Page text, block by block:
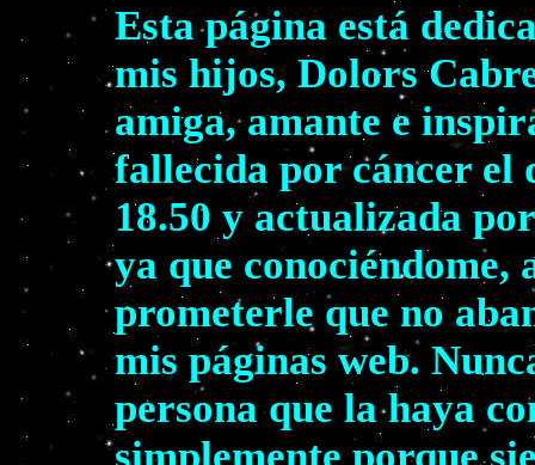
Esta página está
mis hijos, Dolors
amiga, amante e
fallecida por cáncer el
18.50 y actualizada
ya que conociéndome,
prometerle que no
mis páginas web.
persona que la haya
simplemente porque